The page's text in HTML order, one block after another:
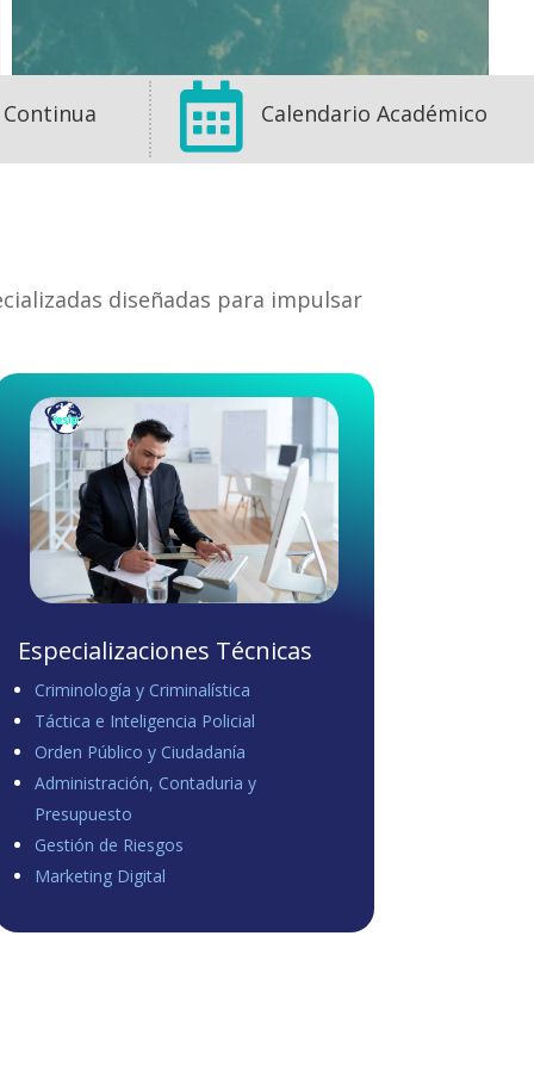
1 1 0
 Calendario Académico
diseñadas para impulsar
Especializaciones Técnicas
Criminología y Criminalística
Táctica e Inteligencia Policial
Orden Público y Ciudadanía
Administración, Contaduria y
Presupuesto
Gestión de Riesgos
Marketing Digital